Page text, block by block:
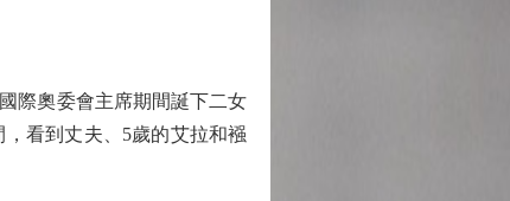
際奧委會主席期間誕下二女
看到丈夫、5歲的艾拉和襁